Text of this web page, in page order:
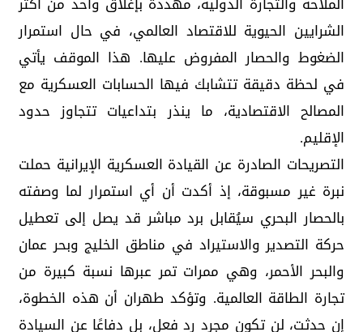
الشرايين الحيوية للاقتصاد العالمي، في حال استمرار
الضغوط والحصار المفروض عليها. هذا الموقف يأتي
في لحظة دقيقة تتشابك فيها الحسابات العسكرية مع
المصالح الاقتصادية، ما ينذر بتداعيات تتجاوز حدود
الإقليم.
التصريحات الصادرة عن القيادة العسكرية الإيرانية حملت
نبرة غير مسبوقة، إذ أكدت أن أي استمرار لما وصفته
بالحصار البحري سيُقابل برد مباشر قد يصل إلى تعطيل
حركة التصدير والاستيراد في مناطق الخليج وبحر عمان
والبحر الأحمر، وهي ممرات تمر عبرها نسبة كبيرة من
تجارة الطاقة العالمية. وتؤكد طهران أن هذه الخطوة،
إن حدثت، لن تكون مجرد رد فعل، بل دفاعًا عن السيادة